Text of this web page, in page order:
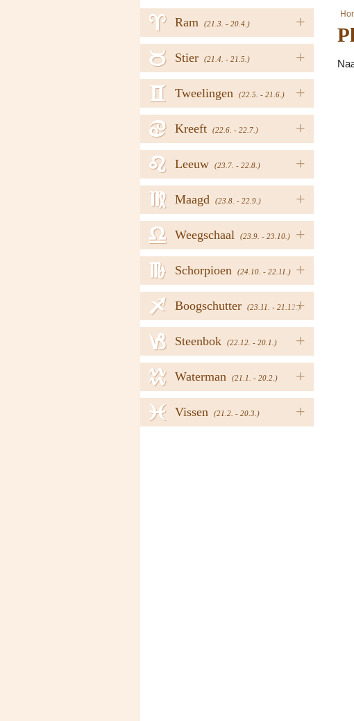
+
Ram (21.3. - 20.4.)
a
+
Stier (21.4. - 21.5.)
b
+
Tweelingen (22.5. - 21.6.)
c
+
Kreeft (22.6. - 22.7.)
d
+
Leeuw (23.7. - 22.8.)
e
+
Maagd (23.8. - 22.9.)
f
+
Weegschaal (23.9. - 23.10.)
g
+
Schorpioen (24.10. - 22.11.)
h
+
Boogschutter (23.11. - 21.12.)
i
+
Steenbok (22.12. - 20.1.)
j
+
Waterman (21.1. - 20.2.)
k
+
Vissen (21.2. - 20.3.)
l